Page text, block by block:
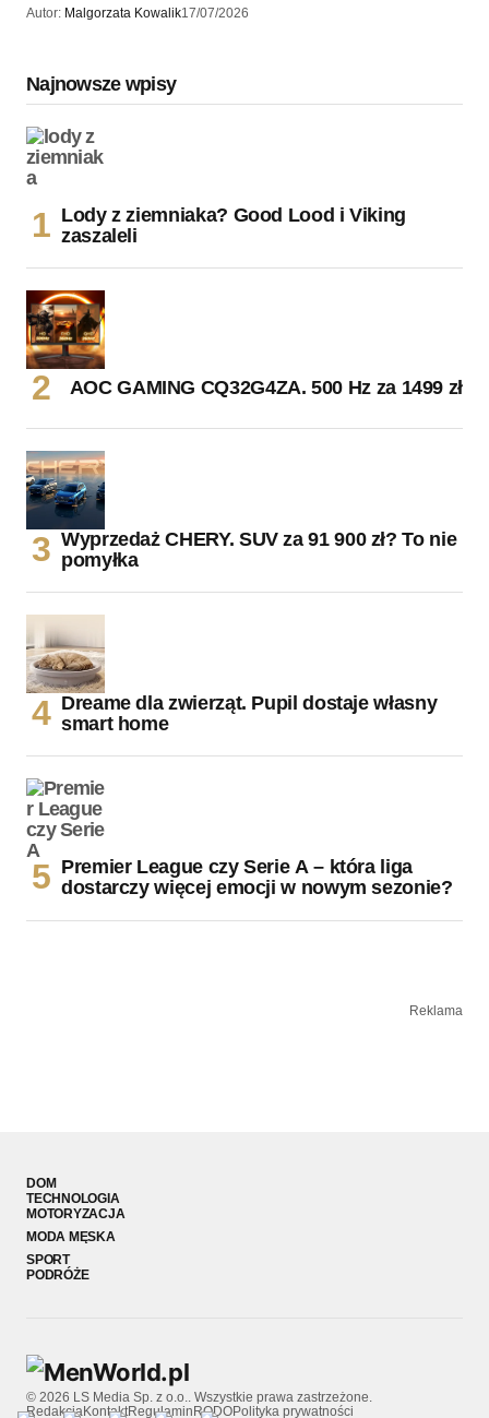
Autor: Malgorzata Kowalik17/07/2026
Najnowsze wpisy
Lody z ziemniaka? Good Lood i Viking
zaszaleli
AOC GAMING CQ32G4ZA. 500 Hz za 1499 zł
Wyprzedaż CHERY. SUV za 91 900 zł? To nie
pomyłka
Dreame dla zwierząt. Pupil dostaje własny
smart home
Premier League czy Serie A – która liga
dostarczy więcej emocji w nowym sezonie?
Reklama
DOM
TECHNOLOGIA
MOTORYZACJA
MODA MĘSKA
SPORT
PODRÓŻE
© 2026 LS Media Sp. z o.o.. Wszystkie prawa zastrzeżone.
RedakcjaKontaktRegulamin RODOPolityka prywatności